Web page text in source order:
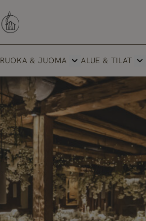
RUOKA & JUOMA ALUE & TILAT